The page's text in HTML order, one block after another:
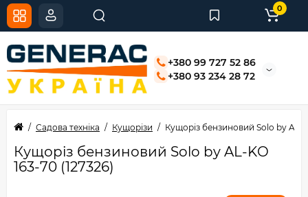
+380 99 727 52 86
+380 93 234 28 72
0
Садова техніка Кущорізи Кущоріз бензиновий Solo by AL-
Кущоріз бензиновий Solo by AL-KO
163-70 (127326)